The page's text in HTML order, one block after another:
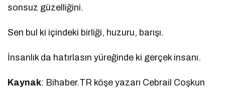
sonsuz güzelliğini.
Sen bul ki içindeki birliği, huzuru, barışı.
İnsanlık da hatırlasın yüreğinde ki gerçek insanı.
Kaynak: Bihaber.TR köşe yazarı Cebrail Coşkun